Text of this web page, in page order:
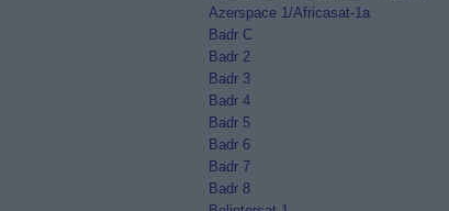
Azerspace 1/Africasat-1a
Badr C
Badr 2
Badr 3
Badr 4
Badr 5
Badr 6
Badr 7
Badr 8